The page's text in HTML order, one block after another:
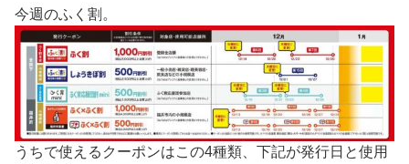
今週のふく割。
うちで使えるクーポンはこの4種類、下記が発行日と使用